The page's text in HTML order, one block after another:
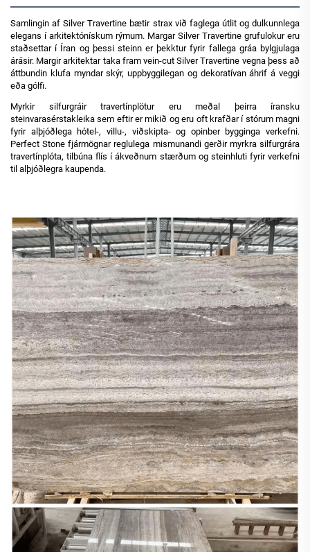
Samlingin af Silver Travertine bætir strax við faglega útlit og dulkunnlega
elegans í arkitektónískum rýmum. Margar Silver Travertine grufulokur eru
staðsettar í Íran og þessi steinn er þekktur fyrir fallega gráa bylgjulaga
árásir. Margir arkitektar taka fram vein-cut Silver Travertine vegna þess að
áttbundin klufa myndar skýr, uppbyggilegan og dekoratívan áhrif á veggi
eða gólfi.
Myrkir silfurgráir travertínplötur eru meðal þeirra íransku
steinvarasérstakleika sem eftir er mikið og eru oft krafðar í stórum magni
fyrir alþjóðlega hótel-, villu-, viðskipta- og opinber bygginga verkefni.
Perfect Stone fjármögnar reglulega mismunandi gerðir myrkra silfurgrára
travertínplóta, tilbúna flís í ákveðnum stærðum og steinhluti fyrir verkefni
til alþjóðlegra kaupenda.